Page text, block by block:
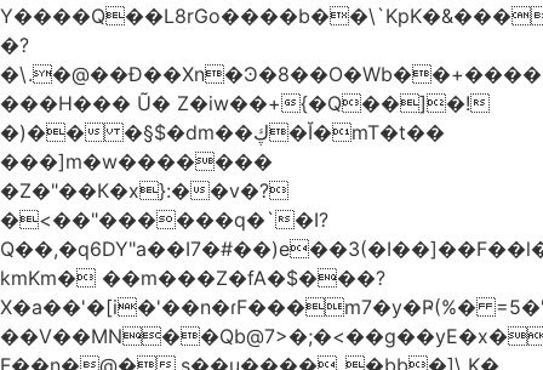
�?
���H��� Ũ� Z�iw��+{�Q��]�!
�)�� �§$�dm��ڮ�Ĭ�mT�t��
���]m�w�������
�Z�"��К�x}:��v�?
�<��"������q�`�I?
kmKm� ��m���Z�fA�$���?
X�a��'�[i�'��n�ɾF���m7�y�Ҏ(%�
F��n�@�.s��u����_�bb�]\ K�